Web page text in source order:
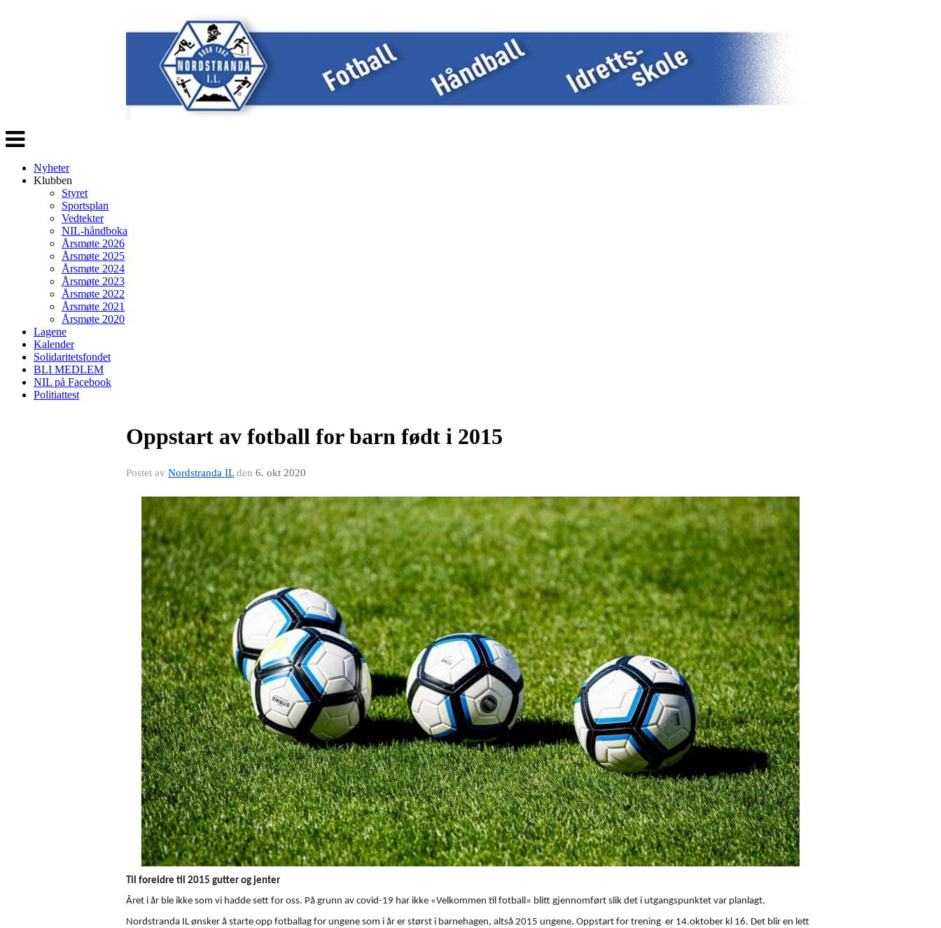
Veksle
navigasjon
Nyheter
Klubben
Styret
Sportsplan
Vedtekter
NIL-håndboka
Årsmøte 2026
Årsmøte 2025
Årsmøte 2024
Årsmøte 2023
Årsmøte 2022
Årsmøte 2021
Årsmøte 2020
Lagene
Kalender
Solidaritetsfondet
BLI MEDLEM
NIL på Facebook
Politiattest
Oppstart av fotball for barn født i 2015
Postet av Nordstranda ILden 6. okt 2020
Til foreldre til 2015 gutter og jenter
Året i år ble ikke som vi hadde sett for oss. På grunn av covid-19 har ikke «Velkommen til fotball» blitt gjennomført slik det i utgangspunktet var planlagt.
Nordstranda IL ønsker å starte opp fotballag for ungene som i år er størst i barnehagen, altså 2015 ungene. Oppstart for trening er 14.oktober kl 16. Det blir en lett